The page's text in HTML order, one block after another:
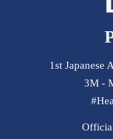
1st Japanese
3M -